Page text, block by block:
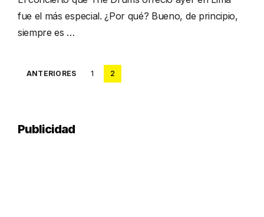
fue el más especial. ¿Por qué? Bueno, de principio,
siempre es …
Posts
ANTERIORES 1 2
Publicidad